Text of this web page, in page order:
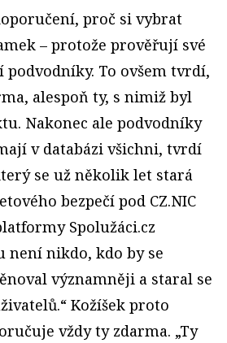
proč si vybrat
– protože prověřují své
To ovšem tvrdí,
alespoň ty, s nimiž byl
Nakonec ale podvodníky
v databázi všichni, tvrdí
se už několik let stará
bezpečí pod CZ.NIC
Spolužáci.cz
není nikdo, kdo by se
významněji a staral se
Kožíšek proto
vždy ty zdarma. „Ty